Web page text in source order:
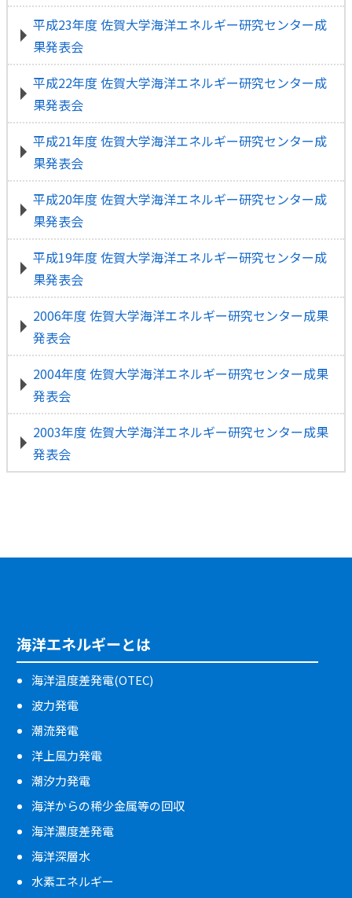
平成23年度 佐賀大学海洋エネルギー研究センター成
果発表会
平成22年度 佐賀大学海洋エネルギー研究センター成
果発表会
平成21年度 佐賀大学海洋エネルギー研究センター成
果発表会
平成20年度 佐賀大学海洋エネルギー研究センター成
果発表会
平成19年度 佐賀大学海洋エネルギー研究センター成
果発表会
2006年度 佐賀大学海洋エネルギー研究センター成果
発表会
2004年度 佐賀大学海洋エネルギー研究センター成果
発表会
2003年度 佐賀大学海洋エネルギー研究センター成果
発表会
海洋エネルギーとは
海洋温度差発電(OTEC)
波力発電
潮流発電
洋上風力発電
潮汐力発電
海洋からの稀少金属等の回収
海洋濃度差発電
海洋深層水
水素エネルギー